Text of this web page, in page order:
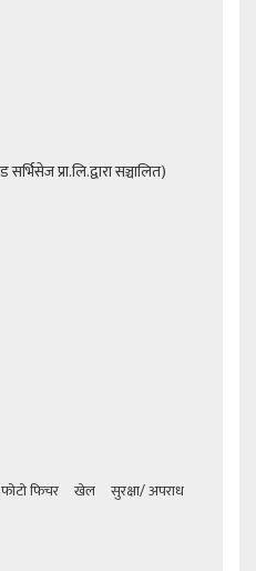
प्रा.लि.द्वारा सञ्चालित)
फोटो फिचर खेल
सुरक्षा/ अपराध